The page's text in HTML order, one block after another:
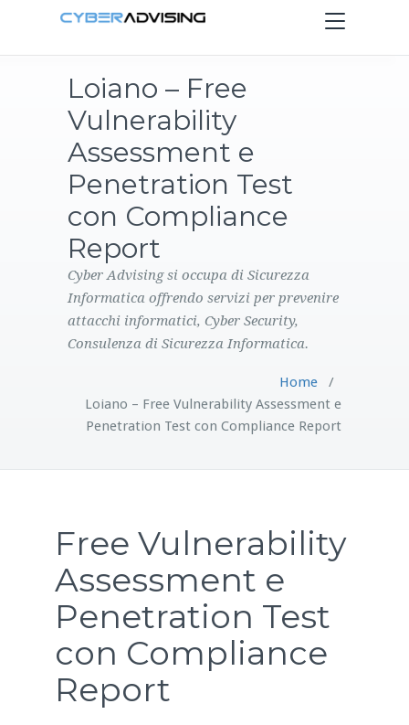
Toggle
navigation
PRODOTTI
CONTATTI
Loiano – Free
Vulnerability
Assessment e
Penetration Test
con Compliance
Report
Cyber Advising si occupa di Sicurezza
Informatica offrendo servizi per prevenire
attacchi informatici, Cyber Security,
Consulenza di Sicurezza Informatica.
Home/
Loiano – Free Vulnerability Assessment e
Penetration Test con Compliance Report
Free Vulnerability
Assessment e
Penetration Test
con Compliance
Report